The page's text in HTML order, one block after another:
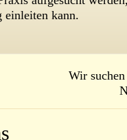
einleiten kann.
Wir